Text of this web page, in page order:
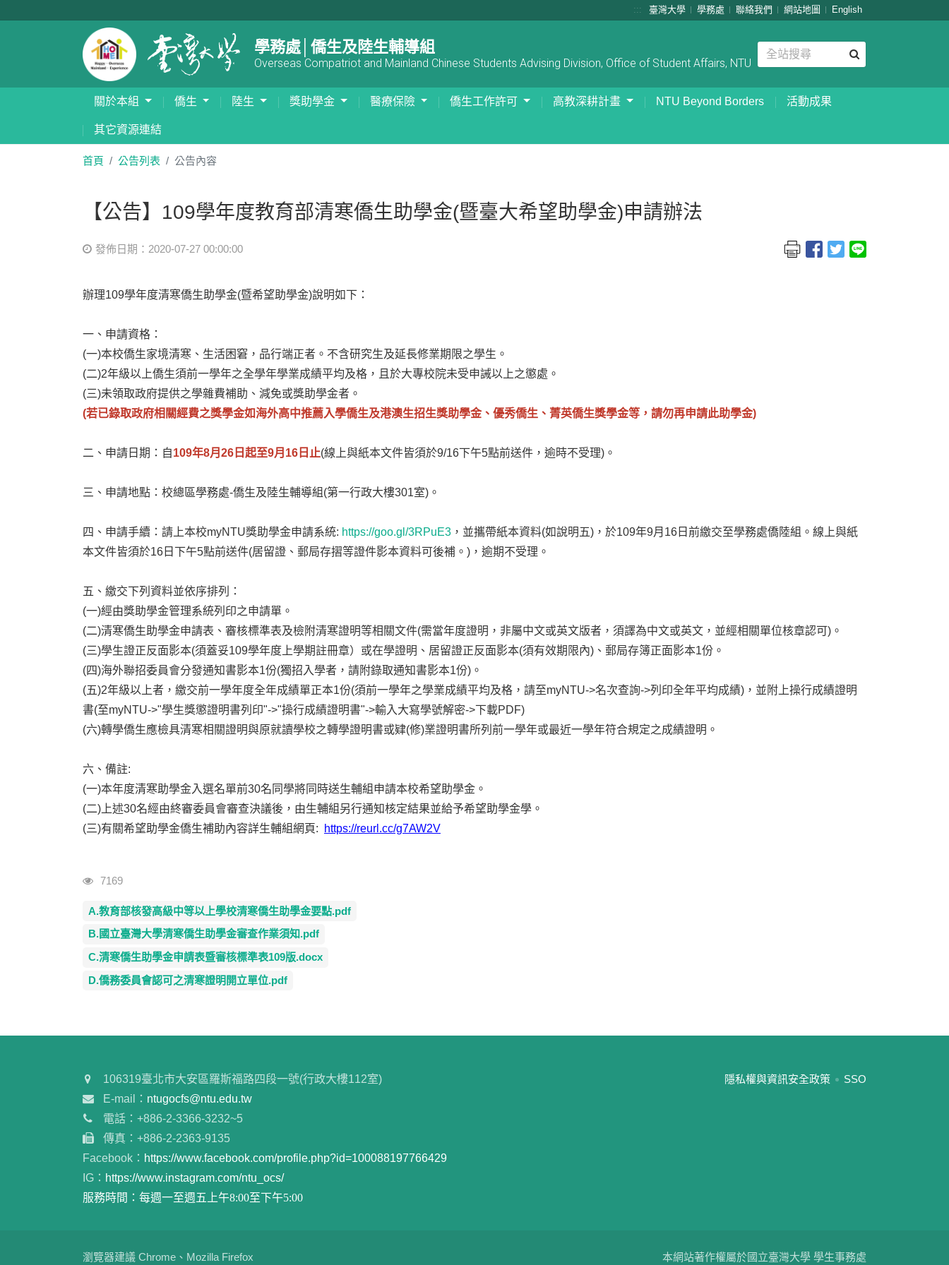
::: 臺灣大學 學務處 聯絡我們 網站地圖 English
學務處│僑生及陸生輔導組
Overseas Compatriot and Mainland Chinese Students Advising Division, Office of Student Affairs, NTU
關於本組 僑生 陸生 獎助學金 醫療保險 僑生工作許可 高教深耕計畫 NTU Beyond Borders 活動成果
其它資源連結
首頁 公告列表 公告內容
【公告】109學年度教育部清寒僑生助學金(暨臺大希望助學金)申請辦法
發佈日期：2020-07-27 00:00:00
辦理109學年度清寒僑生助學金(暨希望助學金)說明如下：
一、申請資格：
(一)本校僑生家境清寒、生活困窘，品行端正者。不含研究生及延長修業期限之學生。
(二)2年級以上僑生須前一學年之全學年學業成績平均及格，且於大專校院未受申誡以上之懲處。
(三)未領取政府提供之學雜費補助、減免或獎助學金者。
(若已錄取政府相關經費之獎學金如海外高中推薦入學僑生及港澳生招生獎助學金、優秀僑生、菁英僑生獎學金等，請勿再申請此助學金)
二、申請日期：自109年8月26日起至9月16日止(線上與紙本文件皆須於9/16下午5點前送件，逾時不受理)。
三、申請地點：校總區學務處-僑生及陸生輔導組(第一行政大樓301室)。
四、申請手續：請上本校myNTU獎助學金申請系統: https://goo.gl/3RPuE3 ，並攜帶紙本資料(如說明五)，於109年9月16日前繳交至學務處僑陸組。線上與紙
本文件皆須於16日下午5點前送件(居留證、郵局存摺等證件影本資料可後補。)，逾期不受理。
五、繳交下列資料並依序排列：
(一)經由獎助學金管理系統列印之申請單。
(二)清寒僑生助學金申請表、審核標準表及檢附清寒證明等相關文件(需當年度證明，非屬中文或英文版者，須譯為中文或英文，並經相關單位核章認可)。
(三)學生證正反面影本(須蓋妥109學年度上學期註冊章）或在學證明、居留證正反面影本(須有效期限內)、郵局存簿正面影本1份。
(四)海外聯招委員會分發通知書影本1份(獨招入學者，請附錄取通知書影本1份)。
(五)2年級以上者，繳交前一學年度全年成績單正本1份(須前一學年之學業成績平均及格，請至myNTU->名次查詢->列印全年平均成績)，並附上操行成績證明
書(至myNTU->"學生獎懲證明書列印"->"操行成績證明書"->輸入大寫學號解密->下載PDF)
(六)轉學僑生應檢具清寒相關證明與原就讀學校之轉學證明書或肄(修)業證明書所列前一學年或最近一學年符合規定之成績證明。
六、備註:
(一)本年度清寒助學金入選名單前30名同學將同時送生輔組申請本校希望助學金。
(二)上述30名經由終審委員會審查決議後，由生輔組另行通知核定結果並給予希望助學金學。
(三)有關希望助學金僑生補助內容詳生輔組網頁: https://reurl.cc/g7AW2V
瀏覽人次
7169
A.教育部核發高級中等以上學校清寒僑生助學金要點.pdf
B.國立臺灣大學清寒僑生助學金審查作業須知.pdf
C.清寒僑生助學金申請表暨審核標準表109版.docx
D.僑務委員會認可之清寒證明開立單位.pdf
:::
隱私權與資訊安全政策 SSO
106319臺北市大安區羅斯福路四段一號(行政大樓112室)
E-mail： ntugocfs@ntu.edu.tw
電話：+886-2-3366-3232~5
傳真：+886-2-2363-9135
Facebook： https://www.facebook.com/profile.php?id=100088197766429
IG： https://www.instagram.com/ntu_ocs/
服務時間：每週一至週五上午8:00至下午5:00
瀏覽器建議 Chrome、Mozilla Firefox 本網站著作權屬於國立臺灣大學 學生事務處